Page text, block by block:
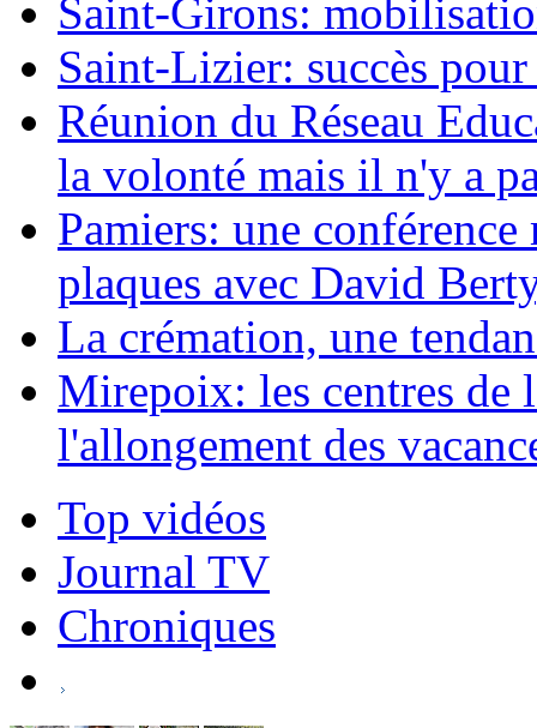
Saint-Girons:
Saint-Lizier: succès
Réunion du Réseau
la volonté mais il n'y a
Pamiers: une
plaques avec David
La crémation, une
Mirepoix: les centres de
l'allongement des
Top vidéos
Journal TV
Chroniques